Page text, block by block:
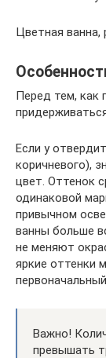
Цветная ванна,
Перед тем, как
Если у
коричневого),
цвет. Оттенок
одинаковой
привычном
ванны больше
не меняют
яркие оттенки
Важно!
превышать